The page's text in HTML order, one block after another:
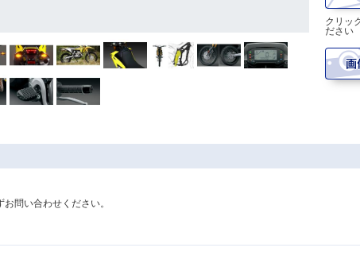
クリッ
ださい
問い合わせください。